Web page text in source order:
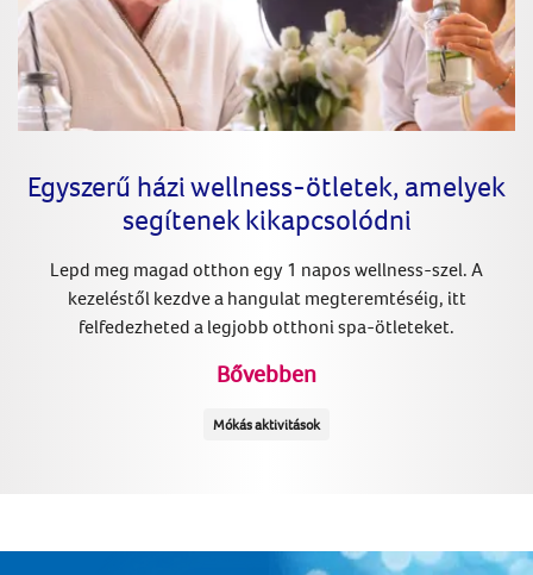
Egyszerű házi wellness-ötletek, amelyek
segítenek kikapcsolódni
Lepd meg magad otthon egy 1 napos wellness-szel. A
kezeléstől kezdve a hangulat megteremtéséig, itt
felfedezheted a legjobb otthoni spa-ötleteket.
Bővebben
Mókás aktivitások